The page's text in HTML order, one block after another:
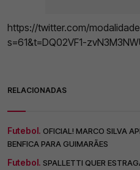
https://twitter.com/
s=61&t=DQ02VF1-
RELACIONADAS
Futebol. OFICIAL! MARCO SILVA
BENFICA PARA GUIMARÃES
Futebol. SPALLETTI QUER